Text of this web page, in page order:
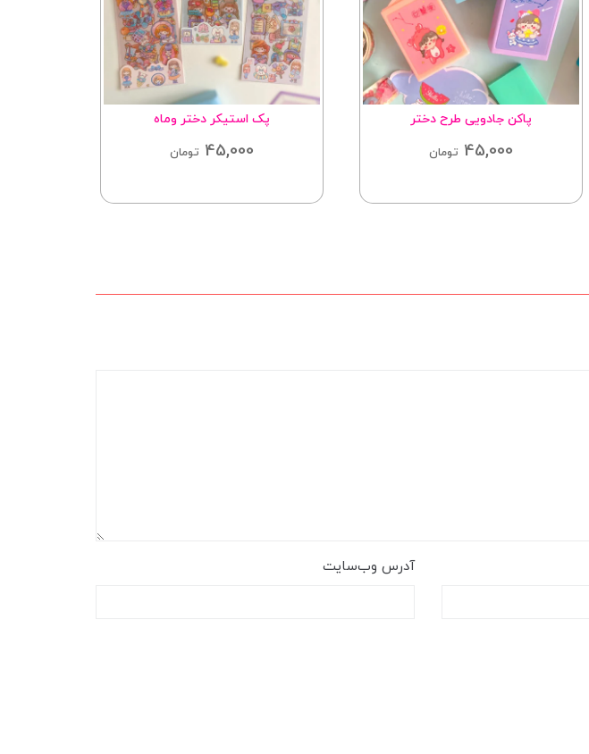
پاکن جادویی طرح دختر
45,000 تومان
پک استیکر دختر وماه
45,000 تومان
آدرس وب‌سایت